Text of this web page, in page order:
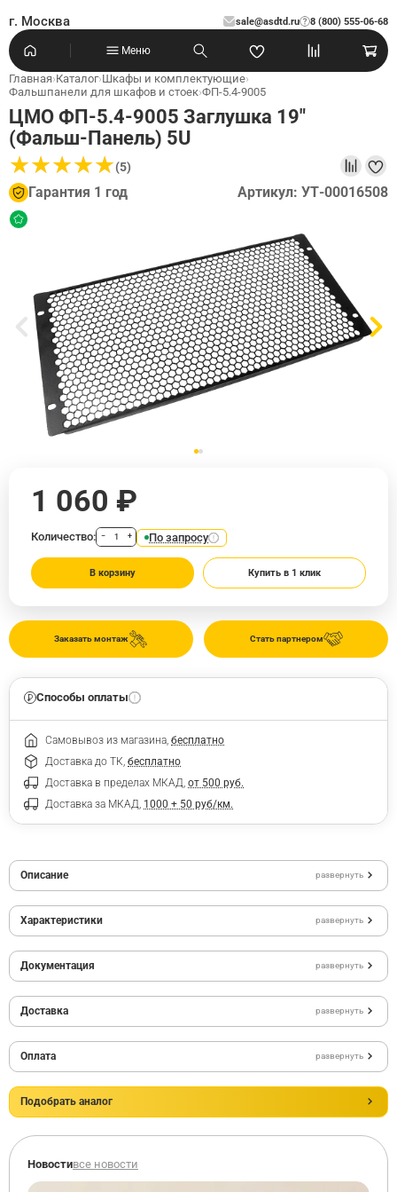
г. Москва sale@asdtd.ru 8 (800) 555-06-68
?
Меню
Главная›Каталог›Шкафы и комплектующие›
Фальшпанели для шкафов и стоек›ФП-5.4-9005
ЦМО ФП-5.4-9005 Заглушка 19"
(Фальш-Панель) 5U
★★★★★
★★★★★(5)
Гарантия 1 год Артикул: УТ-00016508
Стать партнером
Заказать монтаж
1 060 ₽
Количество: − + По запросу
В корзину Купить в 1 клик
Способы оплаты
Самовывоз из магазина, бесплатно
Доставка до ТК, бесплатно
Доставка в пределах МКАД, от 500 руб.
Доставка за МКАД, 1000 + 50 руб/км.
Описание развернуть
Характеристики развернуть
Документация развернуть
Доставка развернуть
Оплата развернуть
Подобрать аналог
Новостивсе новости